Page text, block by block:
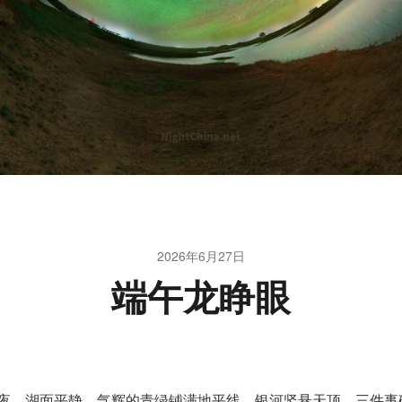
2026年6月27日
端午龙睁眼